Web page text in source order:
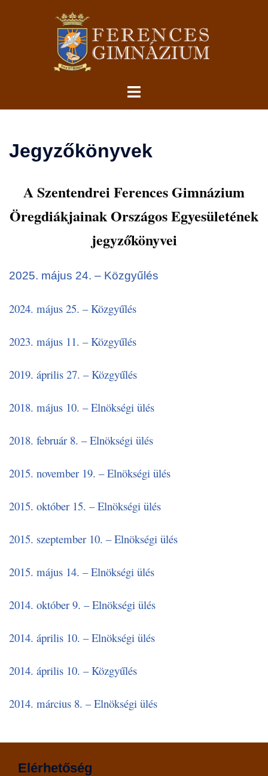
Toggle
Jegyzőkönyvek
A Szentendrei Ferences Gimnázium
Öregdiákjainak Országos Egyesületének
jegyzőkönyvei
2025. május 24. – Közgyűlés
2024. május 25. – Közgyűlés
2023. május 11. – Közgyűlés
2019. április 27. – Közgyűlés
2018. május 10. – Elnökségi ülés
2018. február 8. – Elnökségi ülés
2015. november 19. – Elnökségi ülés
2015. október 15. – Elnökségi ülés
2015. szeptember 10. – Elnökségi ülés
2015. május 14. – Elnökségi ülés
2014. október 9. – Elnökségi ülés
2014. április 10. – Elnökségi ülés
2014. április 10. – Közgyűlés
2014. március 8. – Elnökségi ülés
Elérhetőség